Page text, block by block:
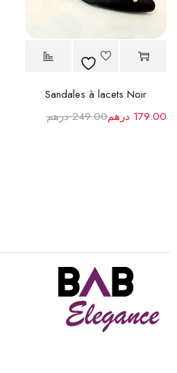
Sandales à lacets Noir
249.00 درهم 179.00 درهم